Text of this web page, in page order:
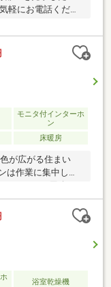
軽にお電話くださ
ングス（東証プラ
内・資料のご請求
電話の場合：0120-
】ボタンをクリッ
モニタ付インターホ
ン
床暖房
が広がる住まい
作業に集中しや
収納付き◆充実の
飼育細則あ
了-新規交換-◯キッ
ユニットバス◯ト
器本体◯シーリン
レール-その他-
貼替◯エコカラッ
浴室乾燥機